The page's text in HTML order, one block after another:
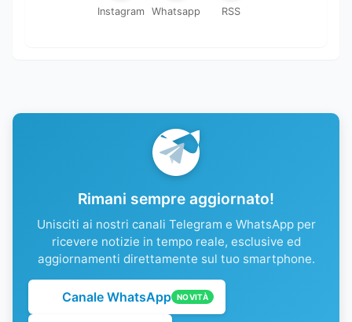
Instagram Whatsapp RSS
Rimani sempre aggiornato!
Unisciti ai nostri canali Telegram e WhatsApp per
ricevere notizie in tempo reale, esclusive ed
aggiornamenti direttamente sul tuo smartphone.
Canale WhatsApp NOVITÀ